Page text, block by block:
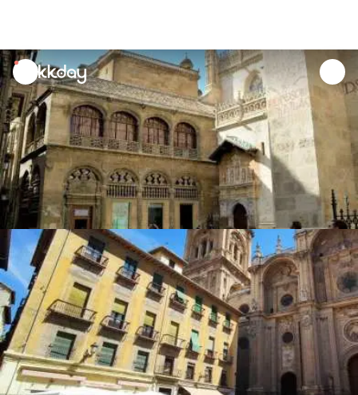
unread
notifications